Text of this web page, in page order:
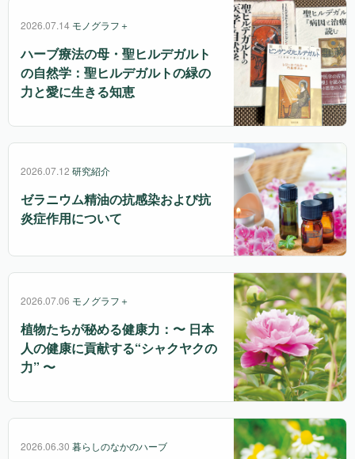
2026.07.14 モノグラフ＋
ハーブ療法の母・聖ヒルデガルト
の自然学：聖ヒルデガルトの緑の
力と愛に生きる知恵
2026.07.12 研究紹介
ゼラニウム精油の抗感染および抗
炎症作用について
2026.07.06 モノグラフ＋
植物たちが秘める健康力：〜 日本
人の健康に貢献する“シャクヤクの
力” 〜
2026.06.30 暮らしのなかのハーブ